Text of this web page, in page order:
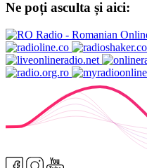
Ne poți asculta și aici: